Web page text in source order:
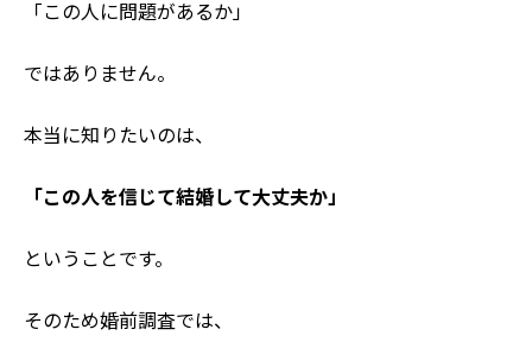
「この人に問題があるか」
ではありません。
本当に知りたいのは、
「この人を信じて結婚して大丈夫か」
ということです。
そのため婚前調査では、